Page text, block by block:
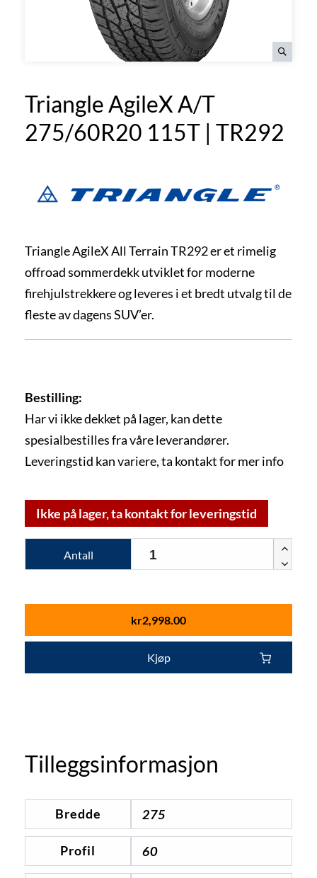
Triangle AgileX A/T
275/60R20 115T | TR292
Triangle AgileX All Terrain TR292 er et rimelig
offroad sommerdekk utviklet for moderne
firehjulstrekkere og leveres i et bredt utvalg til de
fleste av dagens SUV’er.
Bestilling:
Har vi ikke dekket på lager, kan dette
spesialbestilles fra våre leverandører.
Leveringstid kan variere, ta kontakt for mer info
Ikke på lager, ta kontakt for leveringstid
Antall
kr2,998.00
Kjøp
Tilleggsinformasjon
Bredde 275
Profil 60